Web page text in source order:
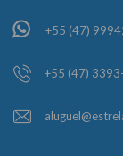
+55 (47)
+55 (47)